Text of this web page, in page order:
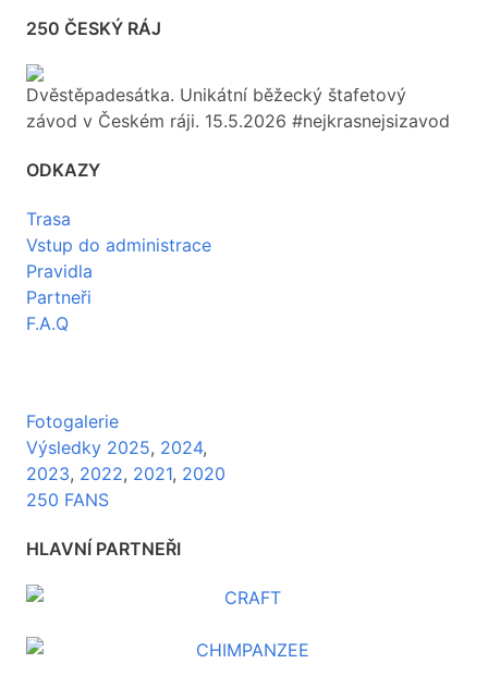
250 ČESKÝ RÁJ
Dvěstěpadesátka. Unikátní běžecký štafetový
závod v Českém ráji. 15.5.2026 #nejkrasnejsizavod
ODKAZY
Trasa
Vstup do administrace
Pravidla
Partneři
F.A.Q
Fotogalerie
Výsledky 2025, 2024,
2023, 2022, 2021, 2020
250 FANS
HLAVNÍ PARTNEŘI